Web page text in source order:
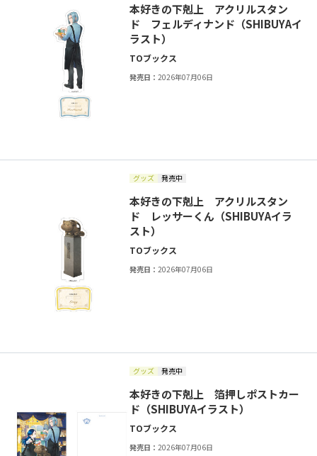
本好きの下剋上 アクリルスタン
ド フェルディナンド（SHIBUYAイ
ラスト）
TOブックス
発売日：2026年07月06日
グッズ 発売中
本好きの下剋上 アクリルスタン
ド レッサーくん（SHIBUYAイラ
スト）
TOブックス
発売日：2026年07月06日
グッズ 発売中
本好きの下剋上 箔押しポストカー
ド（SHIBUYAイラスト）
TOブックス
発売日：2026年07月06日